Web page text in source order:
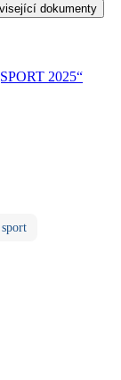
dokumenty
2025“